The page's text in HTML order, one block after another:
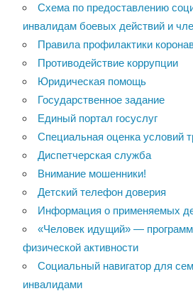
Схема по предоставлению
инвалидам боевых действий и
Правила профилактики
Противодействие коррупции
Юридическая помощь
Государственное задание
Единый портал госуслуг
Специальная оценка условий
Диспетчерская служба
Внимание мошенники!
Детский телефон доверия
Информация о применяемых
«Человек идущий» —
физической активности
Социальный навигатор для
инвалидами